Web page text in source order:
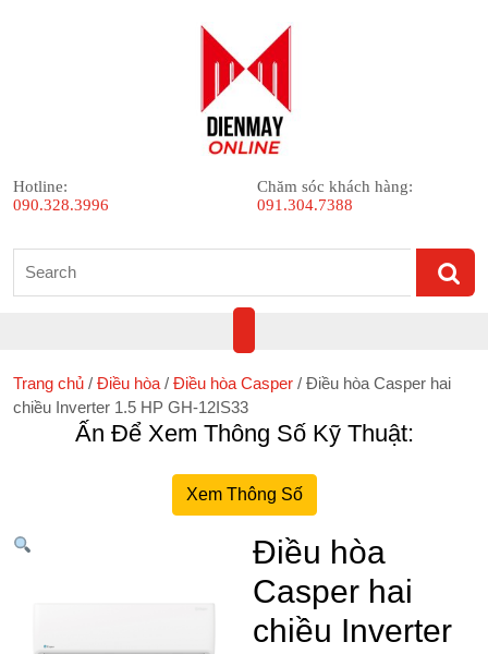
Hotline:
090.328.3996
Chăm sóc khách hàng:
091.304.7388
for:
Button
Trang chủ / Điều hòa / Điều hòa Casper / Điều hòa Casper hai
chiều Inverter 1.5 HP GH-12IS33
Ấn Để Xem Thông Số Kỹ Thuật:
Xem Thông Số
Điều hòa
Casper hai
chiều Inverter